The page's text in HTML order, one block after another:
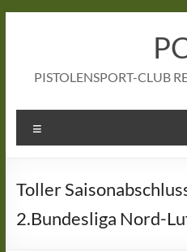
PISTOLENSPORT-CLUB
Toller
2.Bundesliga Nord-